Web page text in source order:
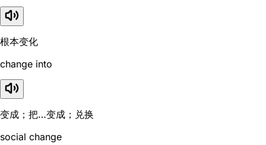
根本变化
change into
变成；把…变成；兑换
social change